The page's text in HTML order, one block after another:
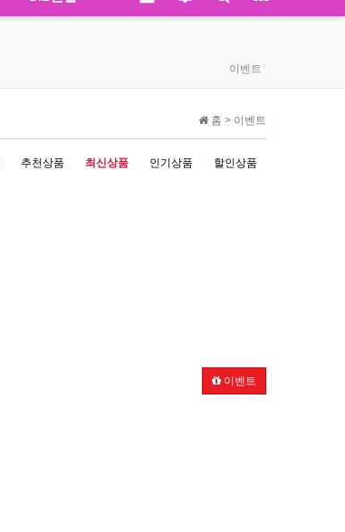
이벤트
홈 > 이벤트
추천상품 최신상품 인기상품 할인상품
이벤트